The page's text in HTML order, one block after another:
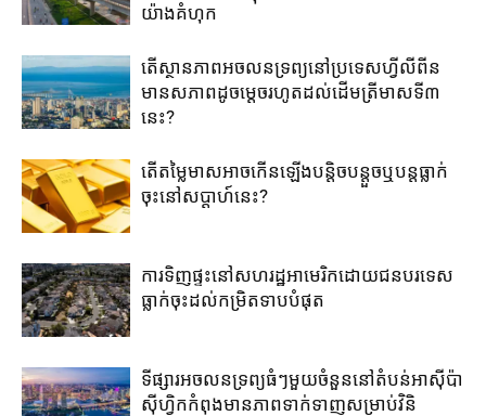
យ៉ាង​គំហុក​
តើ​ស្ថានភាព​អចលនទ្រព្យ​នៅ​ប្រទេសហ្វីលីពីន​
មាន​សភាព​ដូច​ម្តេច​រហូត​ដល់​ដើម​ត្រីមាសទី៣​
នេះ​?​
តើតម្លៃមាសអាចកើនឡើងបន្តិចបន្តួចឬបន្តធ្លាក់
ចុះនៅសប្តាហ៍នេះ?
ការទិញផ្ទះនៅសហរដ្ឋអាមេរិកដោយជនបរទេស
ធ្លាក់ចុះដល់កម្រិតទាបបំផុត
ទីផ្សារអចលនទ្រព្យ​ធំៗមួយ​ចំនួន​នៅ​តំបន់​អាស៊ីប៉ា
ស៊ីហ្វិក​កំពុង​មាន​ភាព​ទាក់ទាញ​សម្រាប់​វិនិ